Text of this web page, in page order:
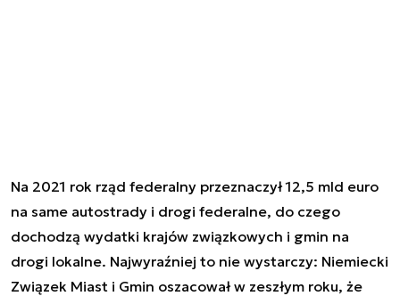
Na 2021 rok rząd federalny przeznaczył 12,5 mld euro
na same autostrady i drogi federalne, do czego
dochodzą wydatki krajów związkowych i gmin na
drogi lokalne. Najwyraźniej to nie wystarczy: Niemiecki
Związek Miast i Gmin oszacował w zeszłym roku, że